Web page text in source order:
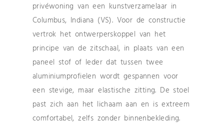
privéwoning van een kunstverzamelaar in
Columbus, Indiana (VS). Voor de constructie
vertrok het ontwerperskoppel van het
principe van de zitschaal, in plaats van een
paneel stof of leder dat tussen twee
aluminiumprofielen wordt gespannen voor
een stevige, maar elastische zitting. De stoel
past zich aan het lichaam aan en is extreem
comfortabel, zelfs zonder binnenbekleding.